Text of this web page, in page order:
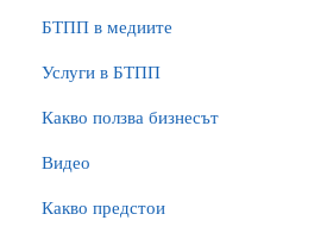
БTПП в медиите
Услуги в БТПП
Какво ползва бизнесът
Видео
Какво предстои